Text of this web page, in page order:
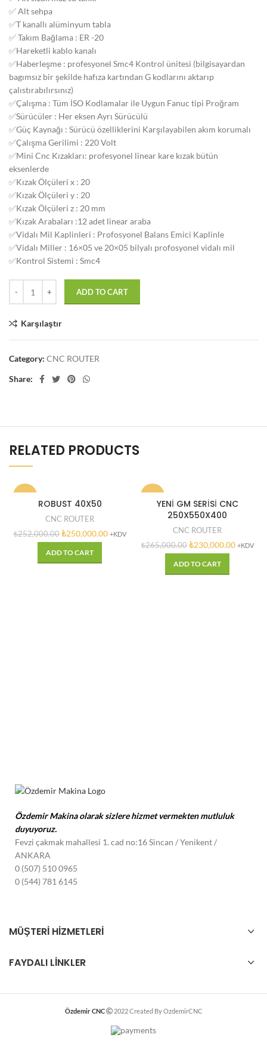
✅ Alt sehpa
✅T kanallı alüminyum tabla
✅ Takım Bağlama : ER -20
✅Hareketli kablo kanalı
✅Haberleşme : profesyonel Smc4 Kontrol ünitesi (bilgisayardan
bagımsız bir şekilde hafıza kartından G kodlarını aktarıp
çalıstırabılırsınız)
✅Çalışma : Tüm İSO Kodlamalar ile Uygun Fanuc tipi Proğram
✅Sürücüler : Her eksen Ayrı Sürücülü
✅Güç Kaynağı : Sürücü özelliklerini Karşılayabilen akım korumalı
✅Çalışma Gerilimi : 220 Volt
✅Mini Cnc Kızakları: profesyonel linear kare kızak bütün
eksenlerde
✅Kızak Ölçüleri x : 20
✅Kızak Ölçüleri y : 20
✅Kızak Ölçüleri z : 20 mm
✅Kızak Arabaları :12 adet linear araba
✅Vidalı Mil Kaplinleri : Profosyonel Balans Emici Kaplinle
✅Vidalı Miller : 16×05 ve 20×05 bilyalı profosyonel vidalı mil
✅Kontrol Sistemi : Smc4
ADD TO CART
Karşılaştır
Category: CNC ROUTER
Share:
RELATED PRODUCTS
ROBUST 40X50
CNC ROUTER
₺252,000.00 ₺250,000.00 +KDV
ADD TO CART
YENİ GM SERİSİ CNC
250X550X400
CNC ROUTER
₺265,000.00 ₺230,000.00 +KDV
ADD TO CART
Özdemir Makina olarak sizlere hizmet vermekten mutluluk
duyuyoruz.
Fevzi çakmak mahallesi 1. cad no:16 Sincan / Yenikent/
ANKARA
0 (507) 510 0965
0 (544) 781 6145
MÜŞTERI HİZMETLERI
FAYDALI LINKLER
Özdemir CNC 2022 Created By OzdemirCNC